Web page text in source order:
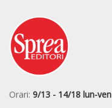
Orari: 9/13 - 14/18 lun-ven